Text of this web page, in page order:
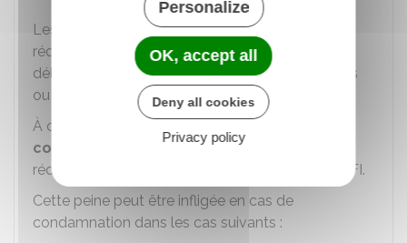
Les peines d'emprisonnement encourues sont
réduites de moitié si l'auteur ou le complice du
délit participe à l'identification des autres auteurs
ou complices.
À ces sanctions, peut s'ajouter une
complémentaire
de privation des droits à
réductions et crédits d'impôt sur le revenu et d'
IFI.
Cette peine peut être infligée en cas de
condamnation dans les cas suivants :
Personalize
OK, accept all
Deny all cookies
Privacy policy